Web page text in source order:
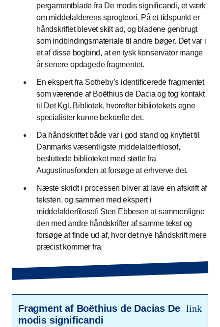
pergamentblade fra De modis significandi, et værk
om middelalderens sprogteori. På et tidspunkt er
håndskriftet blevet skilt ad, og bladene genbrugt
som indbindingsmateriale til andre bøger. Det var i
et af disse bogbind, at en tysk konservator mange
år senere opdagede fragmentet.
En ekspert fra Sotheby’s identificerede fragmentet
som værende af Boëthius de Dacia og tog kontakt
til Det Kgl. Bibliotek, hvorefter bibliotekets egne
specialister kunne bekræfte det.
Da håndskriftet både var i god stand og knyttet til
Danmarks væsentligste middelalderfilosof,
besluttede biblioteket med støtte fra
Augustinusfonden at forsøge at erhverve det.
Næste skridt i processen bliver at lave en afskrift af
teksten, og sammen med ekspert i
middelalderfilosofi Sten Ebbesen at sammenligne
den med andre håndskrifter af samme tekst og
forsøge at finde ud af, hvor det nye håndskrift mere
præcist kommer fra.
link
Fragment af Boëthius de Dacias De
modis significandi